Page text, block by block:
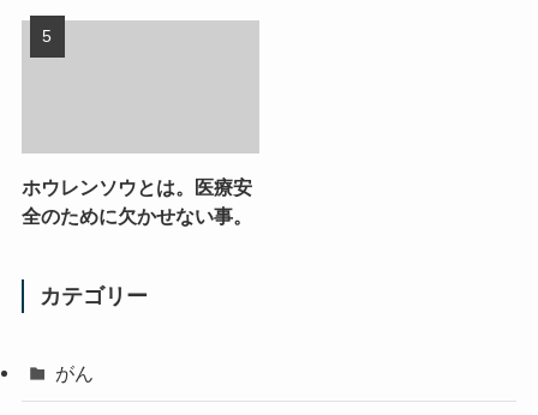
ホウレンソウとは。医療安
全のために欠かせない事。
カテゴリー
がん